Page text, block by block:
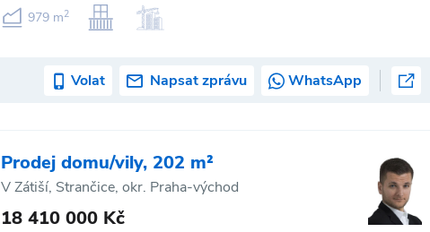
979 m2
Volat Napsat zprávu WhatsApp
Prodej domu/vily, 202 m²
V Zátiší, Strančice, okr. Praha-východ
18 410 000 Kč